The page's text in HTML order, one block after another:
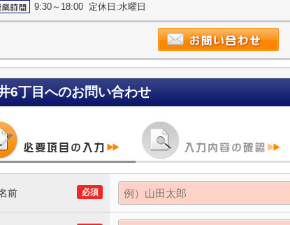
9:30～18:00 定休日:水曜日
6丁目 へのお問い合わせ
必須
前